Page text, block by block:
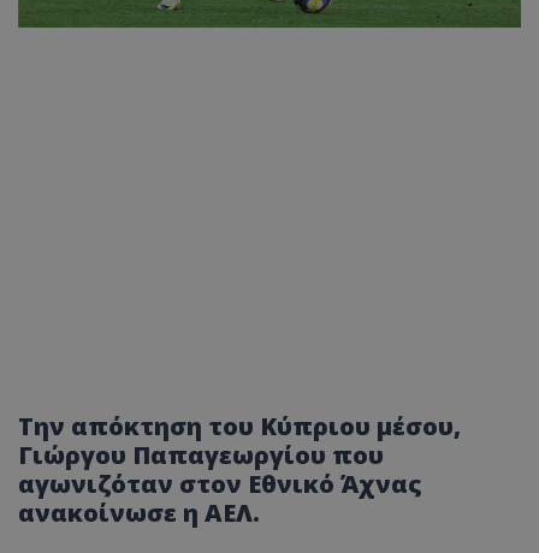
Την απόκτηση του Κύπριου μέσου,
Γιώργου Παπαγεωργίου που
αγωνιζόταν στον Εθνικό Άχνας
ανακοίνωσε η ΑΕΛ.